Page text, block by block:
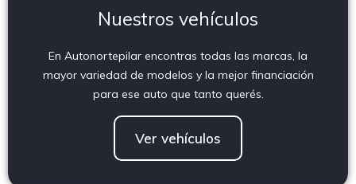
Nuestros vehículos
En Autonortepilar encontras todas las marcas, la
mayor variedad de modelos y la mejor financiación
para ese auto que tanto querés.
Ver vehículos